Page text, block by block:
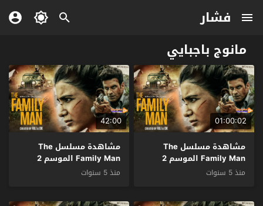
فشار
مانوج باجبايي
01:00:02
مشاهدة مسلسل The
Family Man الموسم 2
الحلقة 9 الاخيرة مترجم
منذ 5 سنوات
42:00
مشاهدة مسلسل The
Family Man الموسم 2
الحلقة 8 مترجم
منذ 5 سنوات